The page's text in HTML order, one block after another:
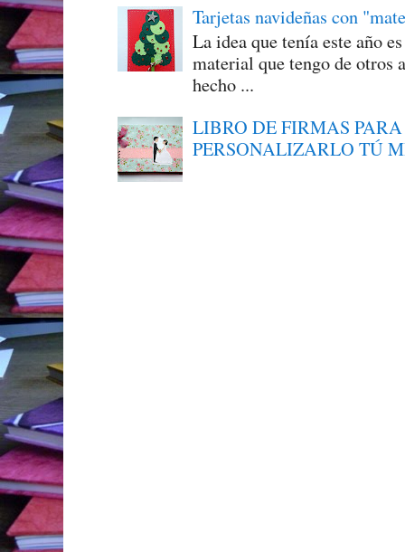
Tarjetas navideñas con
La idea que tenía este año
material que tengo de otros
hecho ...
LIBRO DE FIRMAS
PERSONALIZARLO TÚ